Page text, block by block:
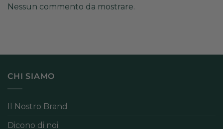
Nessun commento da mostrare.
CHI SIAMO
Il Nostro Brand
Dicono di noi